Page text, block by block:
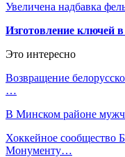
Увеличена надбавка
Изготовление ключей
Это интересно
Возвращение
…
В Минском районе
Хоккейное сообщество
Монументу…